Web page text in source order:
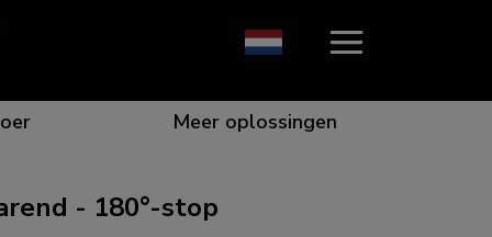
Meer oplossingen
- 180°-stop